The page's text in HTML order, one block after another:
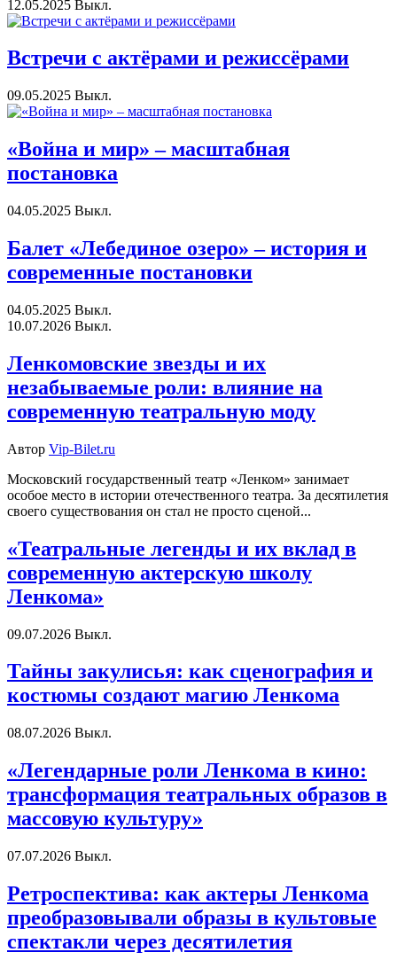
12.05.2025 Выкл.
Встречи с актёрами и режиссёрами
09.05.2025 Выкл.
«Война и мир» – масштабная
постановка
04.05.2025 Выкл.
Балет «Лебединое озеро» – история и
современные постановки
04.05.2025 Выкл.
10.07.2026 Выкл.
Ленкомовские звезды и их
незабываемые роли: влияние на
современную театральную моду
Автор Vip-Bilet.ru
Московский государственный театр «Ленком» занимает
особое место в истории отечественного театра. За десятилетия
своего существования он стал не просто сценой...
«Театральные легенды и их вклад в
современную актерскую школу
Ленкома»
09.07.2026 Выкл.
Тайны закулисья: как сценография и
костюмы создают магию Ленкома
08.07.2026 Выкл.
«Легендарные роли Ленкома в кино:
трансформация театральных образов в
массовую культуру»
07.07.2026 Выкл.
Ретроспектива: как актеры Ленкома
преобразовывали образы в культовые
спектакли через десятилетия